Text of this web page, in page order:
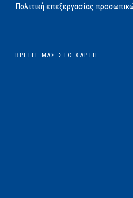
Πολιτική επεξεργασίας
ΒΡΕΊΤΕ ΜΑΣ ΣΤΟ ΧΆΡΤΗ